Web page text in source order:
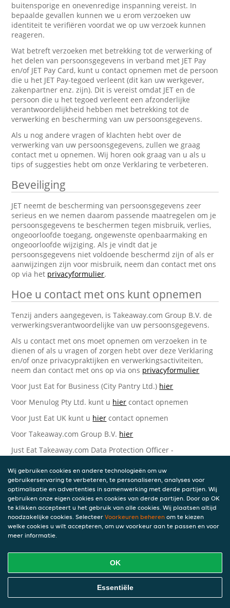
buitensporige en onevenredige inspanning vereist. In
bepaalde gevallen kunnen we u erom verzoeken uw
identiteit te verifiëren voordat we op uw verzoek kunnen
reageren.
Wat betreft verzoeken met betrekking tot de verwerking of
het delen van persoonsgegevens in verband met JET Pay
en/of JET Pay Card, kunt u contact opnemen met de persoon
die u het JET Pay-tegoed verleent (dit kan uw werkgever,
zakenpartner enz. zijn). Dit is vereist omdat JET en de
persoon die u het tegoed verleent een afzonderlijke
verantwoordelijkheid hebben met betrekking tot de
verwerking en bescherming van uw persoonsgegevens.
Als u nog andere vragen of klachten hebt over de
verwerking van uw persoonsgegevens, zullen we graag
contact met u opnemen. Wij horen ook graag van u als u
tips of suggesties hebt om onze Verklaring te verbeteren.
Beveiliging
JET neemt de bescherming van persoonsgegevens zeer
serieus en we nemen daarom passende maatregelen om je
persoonsgegevens te beschermen tegen misbruik, verlies,
ongeoorloofde toegang, ongewenste openbaarmaking en
ongeoorloofde wijziging. Als je vindt dat je
persoonsgegevens niet voldoende beschermd zijn of als er
aanwijzingen zijn voor misbruik, neem dan contact met ons
op via het privacyformulier.
Hoe u contact met ons kunt opnemen
Tenzij anders aangegeven, is Takeaway.com Group B.V. de
verwerkingsverantwoordelijke van uw persoonsgegevens.
Als u contact met ons moet opnemen om verzoeken in te
dienen of als u vragen of zorgen hebt over deze Verklaring
en/of onze privacypraktijken en verwerkingsactiviteiten,
neem dan contact met ons op via ons privacyformulier
Voor Just Eat for Business (City Pantry Ltd.) hier
Voor Menulog Pty Ltd. kunt u hier contact opnemen
Voor Just Eat UK kunt u hier contact opnemen
Voor Takeaway.com Group B.V. hier
Just Eat Takeaway.com Data Protection Officer -
Piet Heinkade 61
1019 GM Amsterdam
Nederland
Bijgewerkte versies van deze
Privacyverklaring
Wij kunnen deze Verklaring van tijd tot tijd bijwerken als
reactie op veranderende juridische, technische of zakelijke
ontwikkelingen. Wanneer wij onze Privacyverklaring
bijwerken, zullen wij passende maatregelen nemen om u
op de hoogte te brengen, in overeenstemming met het
Wij gebruiken cookies en andere technologieën om uw
gebruikerservaring te verbeteren, te personaliseren, analyses voor
optimalisatie en advertenties in samenwerking met derde partijen. Wij
gebruiken onze eigen cookies en cookies van derde partijen. Door op OK
te klikken accepteert u het gebruik van alle cookies. Wij plaatsen altijd
noodzakelijke cookies. Selecteer Voorkeuren beheren om te kiezen
welke cookies u wilt accepteren, om uw voorkeur aan te passen en voor
meer informatie.
OK
Essentiële